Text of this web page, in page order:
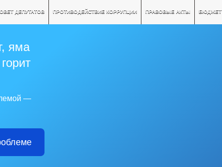
ДЕПУТАТОВ ПРОТИВОДЕЙСТВИЕ КОРРУПЦИИ ПРАВОВЫЕ АКТЫ БЮДЖЕТ
яма
—